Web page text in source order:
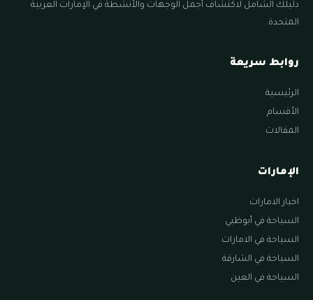
دليلك الشامل لاكتشاف أجمل الوجهات والأنشطة في الإمارات العربية
المتحدة.
روابط سريعة
الرئيسية
الأقسام
المقالات
الإمارات
اخبار الامارات
السياحة في أبوظبي
السياحة في الامارات
السياحة في الشارقة
السياحة في العين